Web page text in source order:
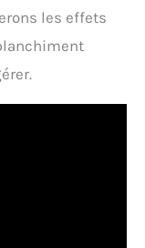
les effets